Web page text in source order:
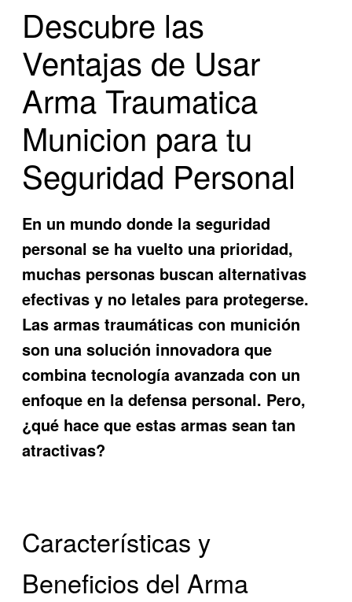
Descubre las
Ventajas de Usar
Arma Traumatica
Municion para tu
Seguridad Personal
En un mundo donde la seguridad
personal se ha vuelto una prioridad,
muchas personas buscan alternativas
efectivas y no letales para protegerse.
Las armas traumáticas con munición
son una solución innovadora que
combina tecnología avanzada con un
enfoque en la defensa personal. Pero,
¿qué hace que estas armas sean tan
atractivas?
Características y
Beneficios del Arma